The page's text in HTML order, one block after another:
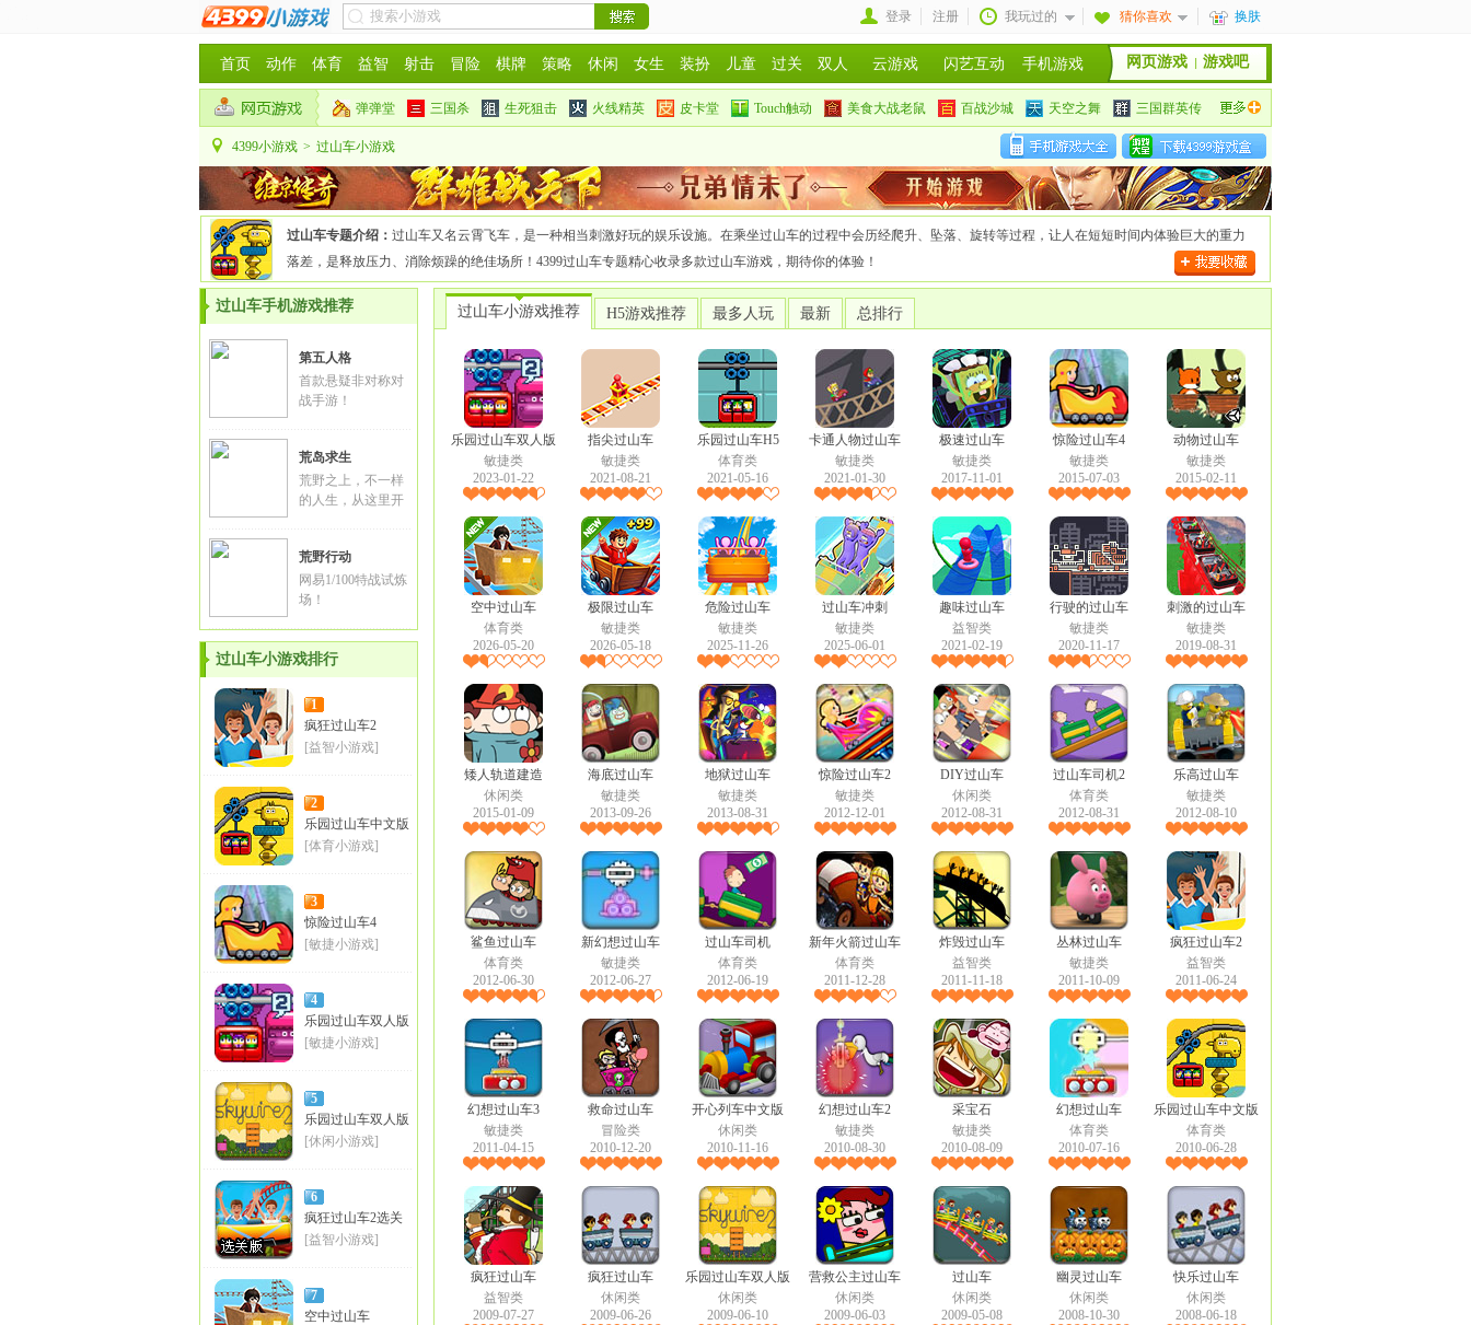
登录 注册 我玩过的 猜你喜欢 换肤
首页 动作 体育 益智 射击 冒险 棋牌 策略 休闲 女生 装扮 儿童 过关 双人 云游戏 闪艺互动 手机游戏 网页游戏 游戏吧
弹弹堂 三国杀 生死狙击 火线精英 皮卡堂 Touch触动 美食大战老鼠 百战沙城 天空之舞 三国群英传
安卓手机游戏大全 苹果手机游戏大全
4399小游戏 > 过山车小游戏
过山车专题介绍： 过山车又名云霄飞车，是一种相当刺激好玩的娱乐设施。在乘坐过山车的过程中会历经爬升、坠落、旋转等过程，让人在短短时间内体验巨大的重力
落差，是释放压力、消除烦躁的绝佳场所！4399过山车专题精心收录多款过山车游戏，期待你的体验！
过山车手机游戏推荐
第五人格
首款悬疑非对称对
战手游！
荒岛求生
荒野之上，不一样
的人生，从这里开
荒野行动
网易1/100特战试炼
场！
过山车小游戏排行
1
疯狂过山车2
[益智小游戏]
2
乐园过山车中文版
[体育小游戏]
3
惊险过山车4
[敏捷小游戏]
4
乐园过山车双人版
H5
[敏捷小游戏]
5
乐园过山车双人版
[休闲小游戏]
6
疯狂过山车2选关
版
[益智小游戏]
7
空中过山车
过山车小游戏推荐 H5游戏推荐 最多人玩 最新 总排行
乐园过山车双人版
H5
敏捷类
2023-01-22
指尖过山车
敏捷类
2021-08-21
乐园过山车H5
体育类
2021-05-16
卡通人物过山车
敏捷类
2021-01-30
极速过山车
敏捷类
2017-11-01
惊险过山车4
敏捷类
2015-07-03
动物过山车
敏捷类
2015-02-11
空中过山车
体育类
2026-05-20
极限过山车
敏捷类
2026-05-18
危险过山车
敏捷类
2025-11-26
过山车冲刺
敏捷类
2025-06-01
趣味过山车
益智类
2021-02-19
行驶的过山车
敏捷类
2020-11-17
刺激的过山车
敏捷类
2019-08-31
矮人轨道建造
休闲类
2015-01-09
海底过山车
敏捷类
2013-09-26
地狱过山车
敏捷类
2013-08-31
惊险过山车2
敏捷类
2012-12-01
DIY过山车
休闲类
2012-08-31
过山车司机2
体育类
2012-08-31
乐高过山车
敏捷类
2012-08-10
鲨鱼过山车
体育类
2012-06-30
新幻想过山车
敏捷类
2012-06-27
过山车司机
体育类
2012-06-19
新年火箭过山车
体育类
2011-12-28
炸毁过山车
益智类
2011-11-18
丛林过山车
敏捷类
2011-10-09
疯狂过山车2
益智类
2011-06-24
幻想过山车3
敏捷类
2011-04-15
救命过山车
冒险类
2010-12-20
开心列车中文版
休闲类
2010-11-16
幻想过山车2
敏捷类
2010-08-30
采宝石
敏捷类
2010-08-09
幻想过山车
体育类
2010-07-16
乐园过山车中文版
体育类
2010-06-28
疯狂过山车
益智类
2009-07-27
疯狂过山车
休闲类
2009-06-26
乐园过山车双人版
休闲类
2009-06-10
营救公主过山车
休闲类
2009-06-03
过山车
休闲类
2009-05-08
幽灵过山车
休闲类
2008-10-30
快乐过山车
休闲类
2008-06-18